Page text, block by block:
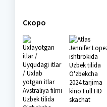
Скоро